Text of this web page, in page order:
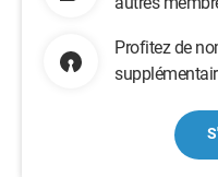
Profitez de